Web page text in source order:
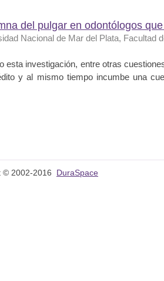
del pulgar en odontólogos
Nacional de Mar del Plata, Facultad
esta investigación, entre otras
y al mismo tiempo incumbe una
© 2002-2016 DuraSpace